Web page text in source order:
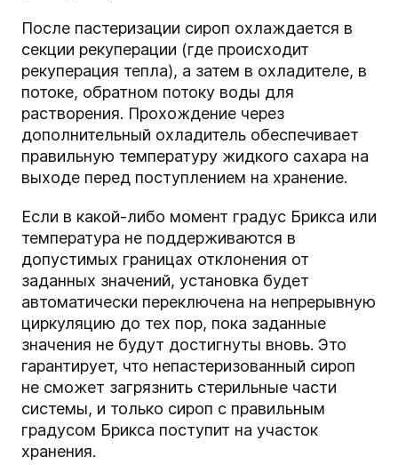
После пастеризации сироп охлаждается в
секции рекуперации (где происходит
рекуперация тепла), а затем в охладителе, в
потоке, обратном потоку воды для
растворения. Прохождение через
дополнительный охладитель обеспечивает
правильную температуру жидкого сахара на
выходе перед поступлением на хранение.
Если в какой-либо момент градус Брикса или
температура не поддерживаются в
допустимых границах отклонения от
заданных значений, установка будет
автоматически переключена на непрерывную
циркуляцию до тех пор, пока заданные
значения не будут достигнуты вновь. Это
гарантирует, что непастеризованный сироп
не сможет загрязнить стерильные части
системы, и только сироп с правильным
градусом Брикса поступит на участок
хранения.